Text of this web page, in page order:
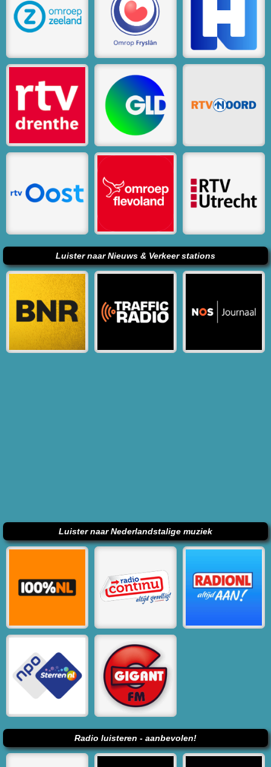
Luister naar Nieuws & Verkeer stations
Luister naar Nederlandstalige muziek
Radio luisteren - aanbevolen!